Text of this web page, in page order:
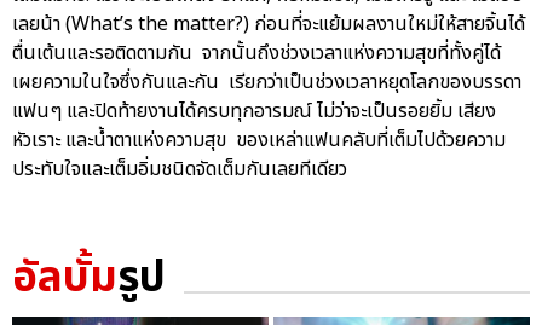
เลยน้า (What’s the matter?) ก่อนที่จะแย้มผลงานใหม่ให้สายจิ้นได้
ตื่นเต้นและรอติดตามกัน จากนั้นถึงช่วงเวลาแห่งความสุขที่ทั้งคู่ได้
เผยความในใจซึ่งกันและกัน เรียกว่าเป็นช่วงเวลาหยุดโลกของบรรดา
แฟนๆ และปิดท้ายงานได้ครบทุกอารมณ์ ไม่ว่าจะเป็นรอยยิ้ม เสียง
หัวเราะ และน้ำตาแห่งความสุข ของเหล่าแฟนคลับที่เต็มไปด้วยความ
ประทับใจและเต็มอิ่มชนิดจัดเต็มกันเลยทีเดียว
อัลบั้มรูป